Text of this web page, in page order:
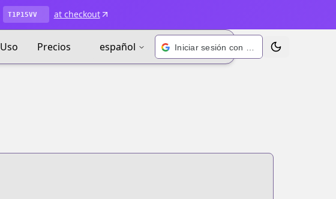
T1P15VV at checkout
Uso Precios español Alternar tema